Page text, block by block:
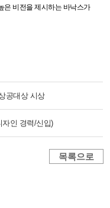
은 비전을 제시하는 바낙스가
공대상 시상
자인 경력/신입)